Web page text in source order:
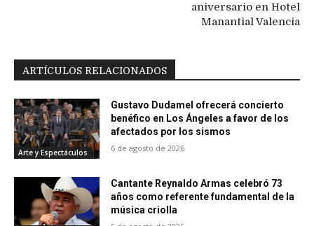
aniversario en Hotel
Manantial Valencia
ARTÍCULOS RELACIONADOS
Arte y Espectáculos
Gustavo Dudamel ofrecerá concierto
benéfico en Los Ángeles a favor de los
afectados por los sismos
6 de agosto de 2026
Cantante Reynaldo Armas celebró 73
años como referente fundamental de la
música criolla